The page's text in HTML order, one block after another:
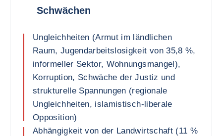
Schwächen
Ungleichheiten (Armut im ländlichen
Raum, Jugendarbeitslosigkeit von 35,8 %,
informeller Sektor, Wohnungsmangel),
Korruption, Schwäche der Justiz und
strukturelle Spannungen (regionale
Ungleichheiten, islamistisch-liberale
Opposition)
Abhängigkeit von der Landwirtschaft (11 %